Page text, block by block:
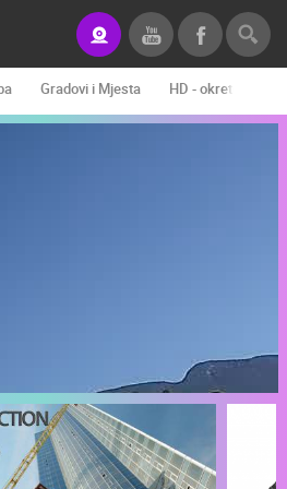
Gradovi i Mjesta HD - okretne